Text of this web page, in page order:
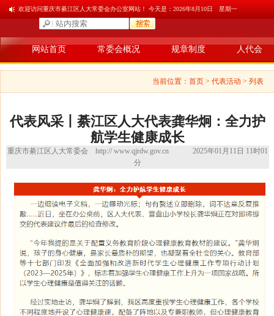
欢迎访问重庆市綦江区人大常委会办公室网站！ 今天是： 2026年8月10日 星期一
网站首页 常委会概况 规章制度 人代会
当前位置： 首页 > 代表活动 > 列表
代表风采丨綦江区人大代表龚华炯：全力护
航学生健康成长
重庆市綦江区人大常委会 http:// www.qjrdw.gov.cn
2025年01月11日 11时01
分